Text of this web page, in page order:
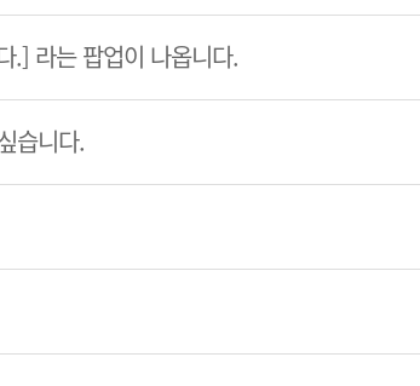
.] 라는 팝업이 나옵니다.
습니다.